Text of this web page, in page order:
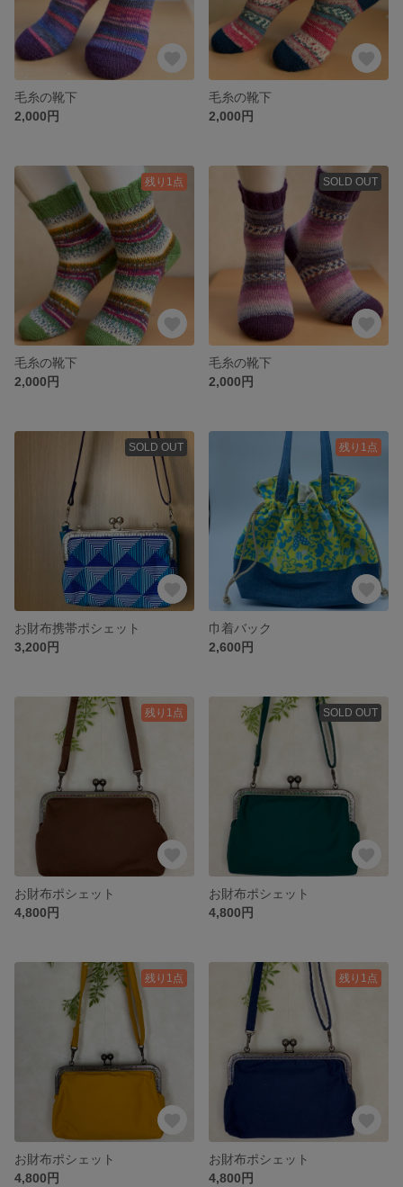
毛糸の靴下
2,000円
毛糸の靴下
2,000円
残り1点
毛糸の靴下
2,000円
SOLD OUT
毛糸の靴下
2,000円
SOLD OUT
お財布携帯ポシェット
3,200円
残り1点
巾着バック
2,600円
残り1点
お財布ポシェット
4,800円
SOLD OUT
お財布ポシェット
4,800円
残り1点
お財布ポシェット
4,800円
残り1点
お財布ポシェット
4,800円